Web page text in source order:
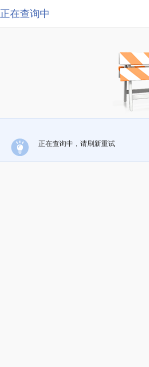
正在查询中
正在查询中，请刷新重试